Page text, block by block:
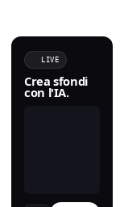
LIVE
Crea sfondi
con l'IA.